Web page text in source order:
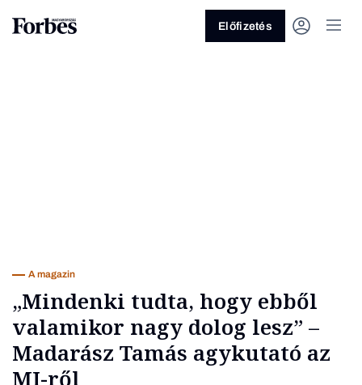
Előfizetés
A magazin
„Mindenki tudta, hogy ebből
valamikor nagy dolog lesz” –
Madarász Tamás agykutató az
MI-ről